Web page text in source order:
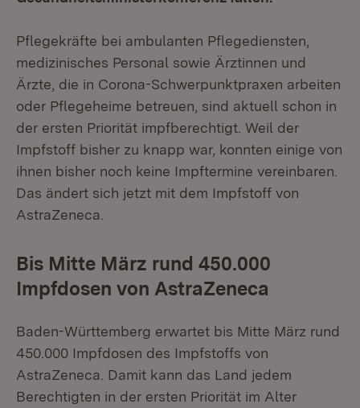
Pflegekräfte bei ambulanten Pflegediensten,
medizinisches Personal sowie Ärztinnen und
Ärzte, die in Corona-Schwerpunktpraxen arbeiten
oder Pflegeheime betreuen, sind aktuell schon in
der ersten Priorität impfberechtigt. Weil der
Impfstoff bisher zu knapp war, konnten einige von
ihnen bisher noch keine Impftermine vereinbaren.
Das ändert sich jetzt mit dem Impfstoff von
AstraZeneca.
Bis Mitte März rund 450.000
Impfdosen von AstraZeneca
Baden-Württemberg erwartet bis Mitte März rund
450.000 Impfdosen des Impfstoffs von
AstraZeneca. Damit kann das Land jedem
Berechtigten in der ersten Priorität im Alter